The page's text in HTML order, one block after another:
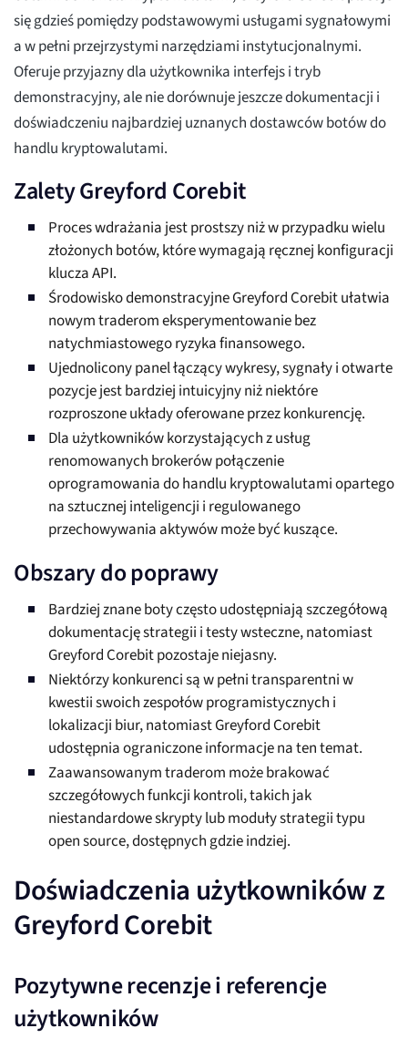
się gdzieś pomiędzy podstawowymi usługami sygnałowymi
a w pełni przejrzystymi narzędziami instytucjonalnymi.
Oferuje przyjazny dla użytkownika interfejs i tryb
demonstracyjny, ale nie dorównuje jeszcze dokumentacji i
doświadczeniu najbardziej uznanych dostawców botów do
handlu kryptowalutami.
Zalety Greyford Corebit
Proces wdrażania jest prostszy niż w przypadku wielu
złożonych botów, które wymagają ręcznej konfiguracji
klucza API.
Środowisko demonstracyjne Greyford Corebit ułatwia
nowym traderom eksperymentowanie bez
natychmiastowego ryzyka finansowego.
Ujednolicony panel łączący wykresy, sygnały i otwarte
pozycje jest bardziej intuicyjny niż niektóre
rozproszone układy oferowane przez konkurencję.
Dla użytkowników korzystających z usług
renomowanych brokerów połączenie
oprogramowania do handlu kryptowalutami opartego
na sztucznej inteligencji i regulowanego
przechowywania aktywów może być kuszące.
Obszary do poprawy
Bardziej znane boty często udostępniają szczegółową
dokumentację strategii i testy wsteczne, natomiast
Greyford Corebit pozostaje niejasny.
Niektórzy konkurenci są w pełni transparentni w
kwestii swoich zespołów programistycznych i
lokalizacji biur, natomiast Greyford Corebit
udostępnia ograniczone informacje na ten temat.
Zaawansowanym traderom może brakować
szczegółowych funkcji kontroli, takich jak
niestandardowe skrypty lub moduły strategii typu
open source, dostępnych gdzie indziej.
Doświadczenia użytkowników z
Greyford Corebit
Pozytywne recenzje i referencje
użytkowników